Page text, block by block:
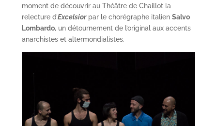
moment de découvrir au Théâtre de Chaillot la
relecture d’Excelsiorpar le chorégraphe italien Salvo
Lombardo, un détournement de l’original aux accents
anarchistes et altermondialistes.